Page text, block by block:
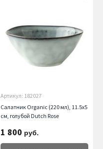
Артикул: 182027
Салатник Organic (220 мл), 11.5х5
см, голубой Dutch Rose
1 800 руб.